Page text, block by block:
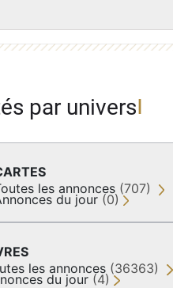
par univers
les annonces (707)
du jour (0)
les annonces (36363)
du jour (4)